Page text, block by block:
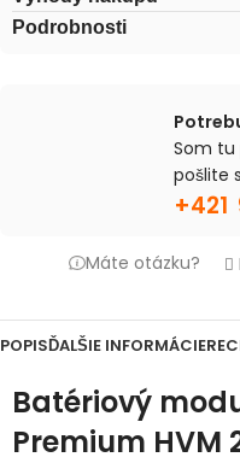
Podrobnosti
Som tu
pošlite
+421
Máte otázku?
POPISĎALŠIE INFORMÁCIE
Batériový
Premium HVM